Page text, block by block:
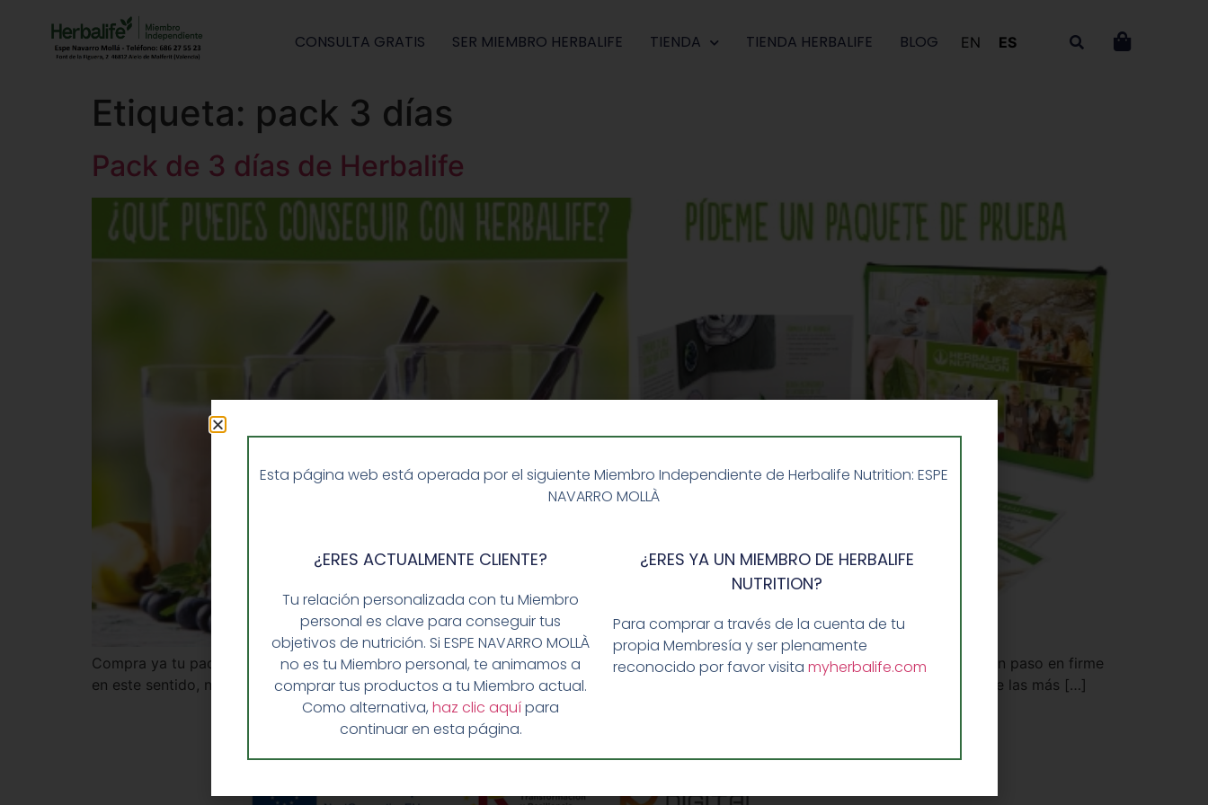
CONSULTA GRATIS SER MIEMBRO HERBALIFE TIENDA TIENDA HERBALIFE BLOG EN ES
Etiqueta: pack 3 días
Pack de 3 días de Herbalife
Compra ya tu pack de 3 días de Herbalife. Si uno de tus propósitos es perder peso y pasado el primer mes no has conseguido dar un paso en firme
en este sentido, no te preocupes, en EnformaHerbal tenemos una propuesta infalible. Se trata del pack de 3 días de Herbalife, una de las más […]
Esta página web está operada por el siguiente Miembro Independiente de Herbalife Nutrition: ESPE
NAVARRO MOLLÀ
¿ERES ACTUALMENTE CLIENTE?
Tu relación personalizada con tu Miembro
personal es clave para conseguir tus
objetivos de nutrición. Si ESPE NAVARRO MOLLÀ
no es tu Miembro personal, te animamos a
comprar tus productos a tu Miembro actual.
Como alternativa,haz clic aquípara
continuar en esta página.
¿ERES YA UN MIEMBRO DE HERBALIFE
NUTRITION?
Para comprar a través de la cuenta de tu
propia Membresía y ser plenamente
reconocido por favor visita myherbalife.com